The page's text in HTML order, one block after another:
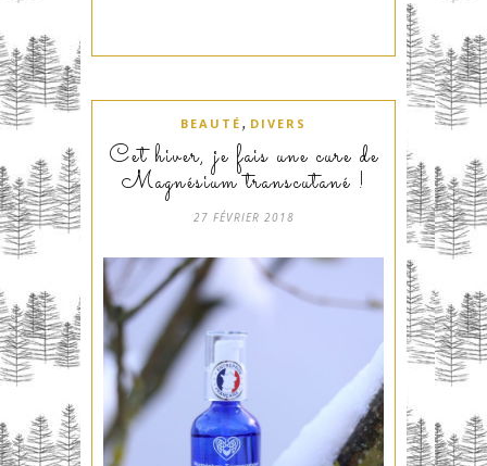
BEAUTÉ , DIVERS
Cet hiver, je fais une cure de
Magnésium transcutané !
27 FÉVRIER 2018